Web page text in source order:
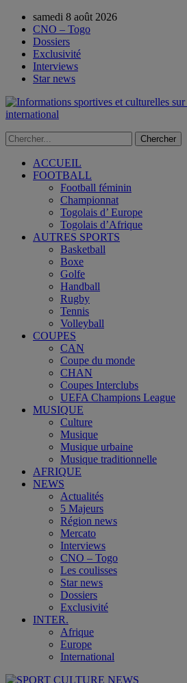
samedi 8 août 2026
CNO – Togo
Dossiers
Exclusivité
Interviews
Star news
international
ACCUEIL
FOOTBALL
Football féminin
Championnat
Togolais d’ Europe
Togolais d’Afrique
AUTRES SPORTS
Basketball
Boxe
Golfe
Handball
Rugby
Tennis
Volleyball
COUPES
CAN
Coupe du monde
CHAN
Coupes Interclubs
UEFA Champions League
MUSIQUE
Culture
Musique
Musique urbaine
Musique traditionnelle
AFRIQUE
NEWS
Actualités
5 Majeurs
Région news
Mercato
Interviews
CNO – Togo
Les coulisses
Star news
Dossiers
Exclusivité
INTER.
Afrique
Europe
International